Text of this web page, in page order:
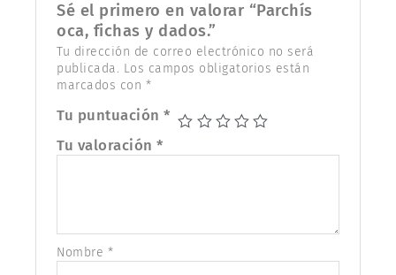
Sé el primero en valorar “Parchís
oca, fichas y dados.”
Tu dirección de correo electrónico no será
publicada. Los campos obligatorios están
marcados con *
Tu puntuación*
Tu valoración*
Nombre *